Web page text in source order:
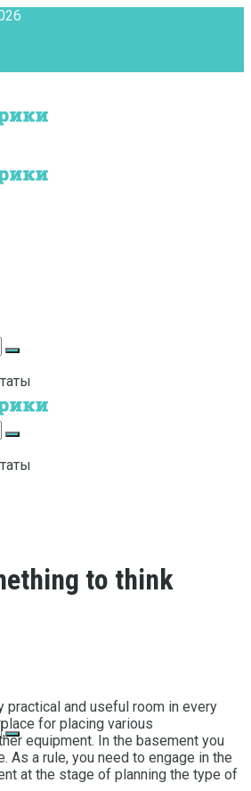
to think
practical and useful room in every
for placing various
equipment. In the basement you
As a rule, you need to engage in the
at the stage of planning the type of